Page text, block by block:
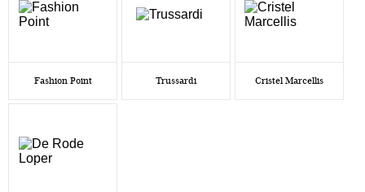
Fashion Point Trussardi Cristel Marcellis